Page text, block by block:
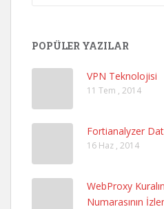
POPÜLER YAZILAR
VPN Teknolojisi
11 Tem , 2014
Fortianalyzer
16 Haz , 2014
WebProxy
Numarasının